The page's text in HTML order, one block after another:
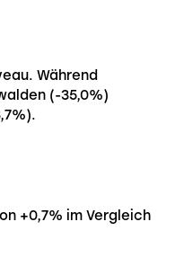
Während
(-35,0%)
+0,7% im Vergleich